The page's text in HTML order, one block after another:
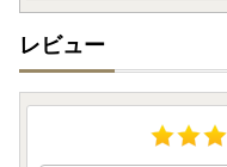
レビュー